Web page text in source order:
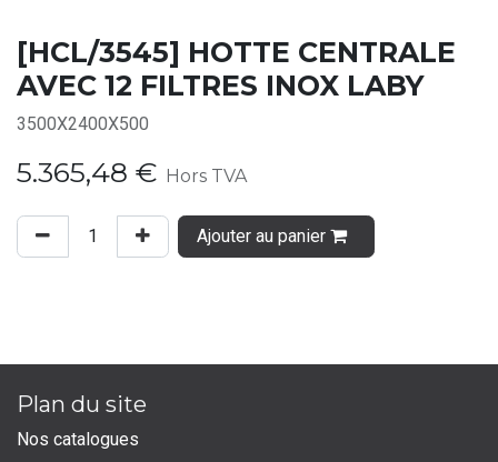
[HCL/3545] HOTTE CENTRALE
AVEC 12 FILTRES INOX LABY
3500X2400X500
5.365,48 € Hors TVA
Ajouter au panier
Plan du site
Nos catalogues